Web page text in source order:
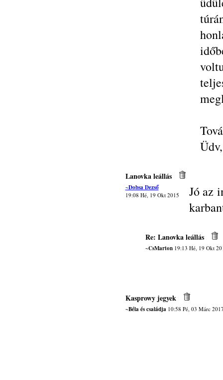
Lanovka leállás
~Dobsa Dezső
19:08 Hé, 19 Okt 2015
Jó az
Re: Lanovka leállás
~CsMarton19:13 Hé, 19 Okt
Kasprowy jegyek
~Béla és családja10:58 Pé, 03 Márc